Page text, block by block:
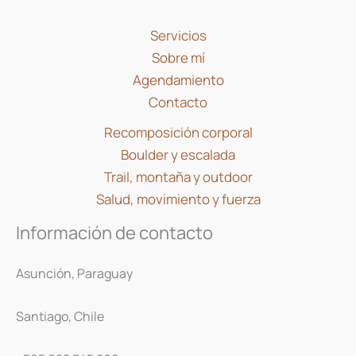
Servicios
Sobre mí
Agendamiento
Contacto
Recomposición corporal
Boulder y escalada
Trail, montaña y outdoor
Salud, movimiento y fuerza
Información de contacto
Asunción, Paraguay
Santiago, Chile